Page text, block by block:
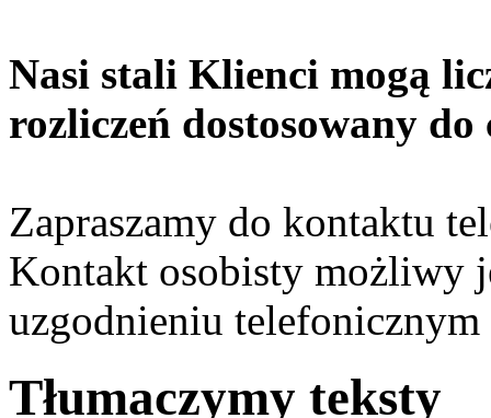
Nasi stali Klienci mogą
rozliczeń dostosowany
Zapraszamy do kontaktu
Kontakt osobisty możliwy
uzgodnieniu
Tłumaczymy teksty